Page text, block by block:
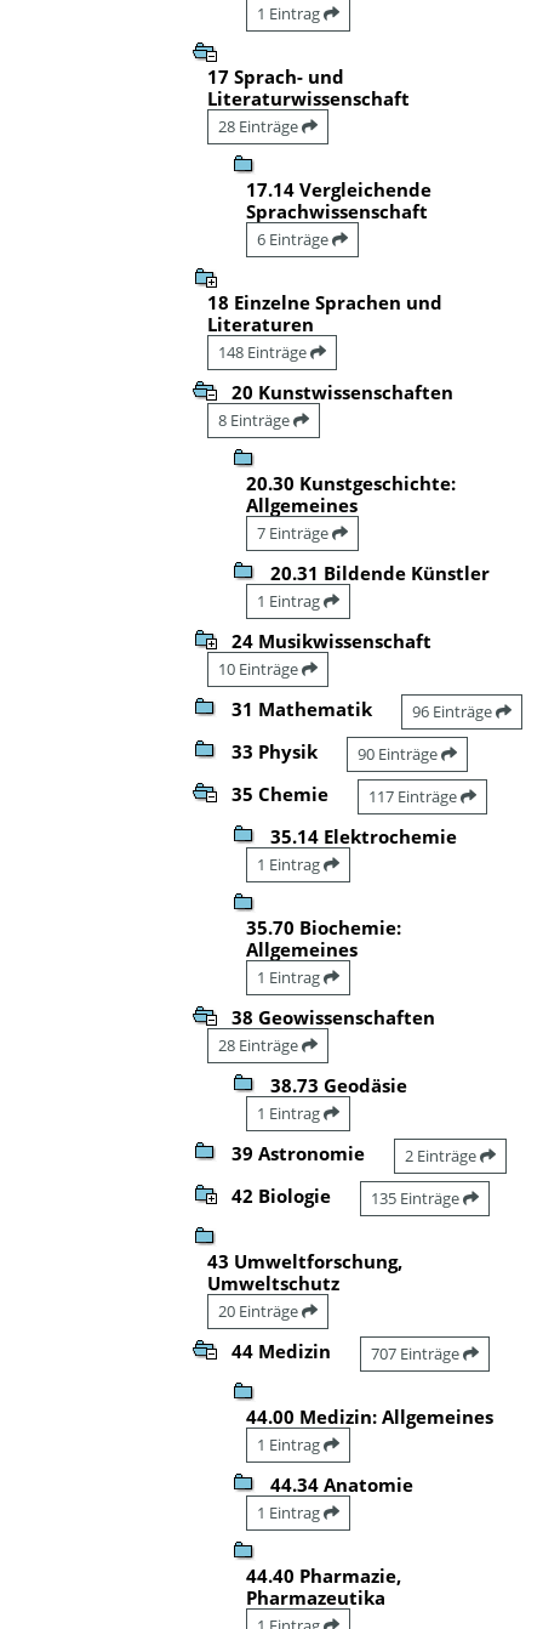
1 Eintrag
17 Sprach- und
Literaturwissenschaft
28 Einträge
17.14 Vergleichende
Sprachwissenschaft
6 Einträge
18 Einzelne Sprachen und
Literaturen
148 Einträge
20 Kunstwissenschaften
8 Einträge
20.30 Kunstgeschichte:
Allgemeines
7 Einträge
20.31 Bildende Künstler
1 Eintrag
24 Musikwissenschaft
10 Einträge
31 Mathematik 96 Einträge
33 Physik 90 Einträge
35 Chemie 117 Einträge
35.14 Elektrochemie
1 Eintrag
35.70 Biochemie:
Allgemeines
1 Eintrag
38 Geowissenschaften
28 Einträge
38.73 Geodäsie
1 Eintrag
39 Astronomie 2 Einträge
42 Biologie 135 Einträge
43 Umweltforschung,
Umweltschutz
20 Einträge
44 Medizin 707 Einträge
44.00 Medizin: Allgemeines
1 Eintrag
44.34 Anatomie
1 Eintrag
44.40 Pharmazie,
Pharmazeutika